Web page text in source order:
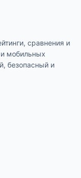
сравнения и
мобильных
безопасный и